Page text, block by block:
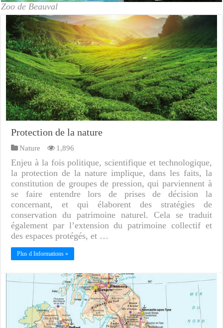
Zoo de Beauval
Protection de la nature
Nature 1,896
Enjeu à la fois politique, scientifique et technologique,
la protection de la nature implique, dans les faits, la
constitution de groupes de pression, qui parviennent à
se faire entendre lors de prises de décision la
concernant, et qui élaborent des stratégies de
conservation du patrimoine naturel. Cela se traduit
également par l’extension du patrimoine collectif et
des espaces protégés, et …
Plus d Informations »